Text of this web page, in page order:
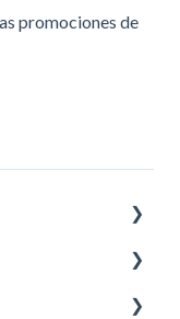
promociones de
Las Torres